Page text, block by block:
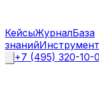
КейсыЖурналБаза
знаний
+7 (495) 320-10-